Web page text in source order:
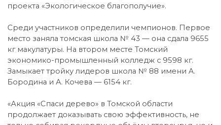
проекта «Экологическое благополучие».
Среди участников определили чемпионов. Первое
место заняла томская школа № 43 — она сдала 9655
кг макулатуры. На втором месте Томский
экономико-промышленный колледж с 9598 кг.
Замыкает тройку лидеров школа № 88 имени А.
Бородина и А. Кочева — 6154 кг.
«Акция «Спаси дерево» в Томской области
продолжает доказывать свою эффективность, не